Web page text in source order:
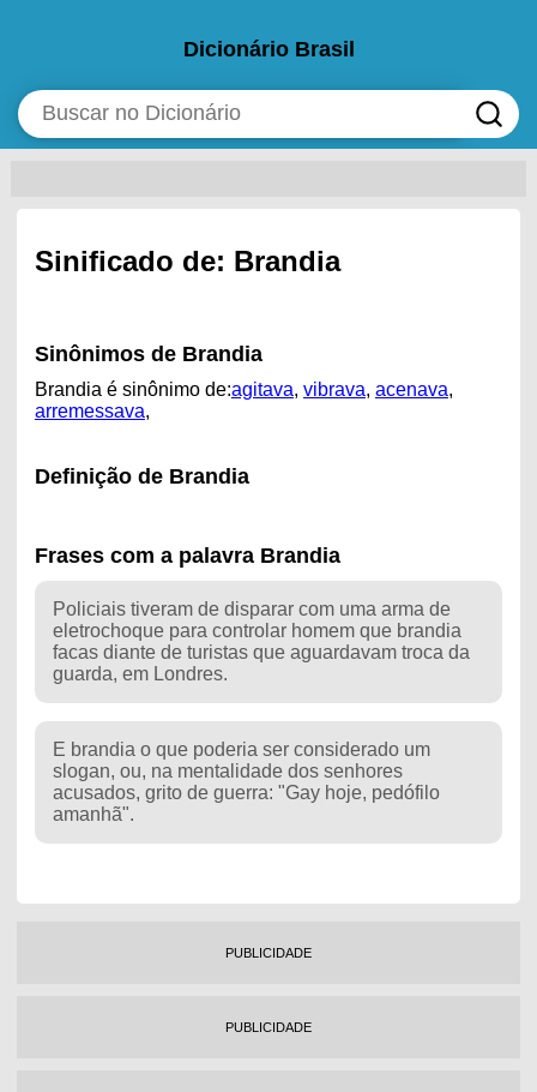
Dicionário Brasil
Sinificado de: Brandia
Sinônimos de Brandia
Brandia é sinônimo de:agitava, vibrava, acenava,
arremessava,
Definição de Brandia
Frases com a palavra Brandia
Policiais tiveram de disparar com uma arma de
eletrochoque para controlar homem que brandia
facas diante de turistas que aguardavam troca da
guarda, em Londres.
E brandia o que poderia ser considerado um
slogan, ou, na mentalidade dos senhores
acusados, grito de guerra: "Gay hoje, pedófilo
amanhã".
PUBLICIDADE
PUBLICIDADE